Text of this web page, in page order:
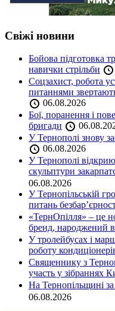
Свіжі новини
Бойова підготовка
навички стрільби
Соцзахист, робота
питаннями
06.08.2026
Бої, поранення і
бригади
У Тернополі знову
06.08.2026
У Тернополі
скульптури
06.08.2026
У Тернопільській
питань
«ТернОпілля» – це
бренд, народжений
У тролейбусах і
роботу
Священнику з
участь у зібраннях
На Тернопільщині
06.08.2026